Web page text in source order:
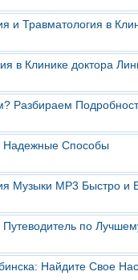
и Травматология в
в Клинике доктора
Разбираем
Надежные Способы
Музыки MP3 Быстро и
по
Найдите Свое